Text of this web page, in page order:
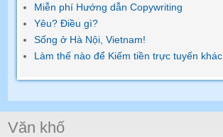
Miễn phí Hướng dẫn Copywriting
Yêu? Điều gì?
Sống ở Hà Nội, Vietnam!
Làm thế nào để Kiếm tiền trực tuyến khác
Văn khố